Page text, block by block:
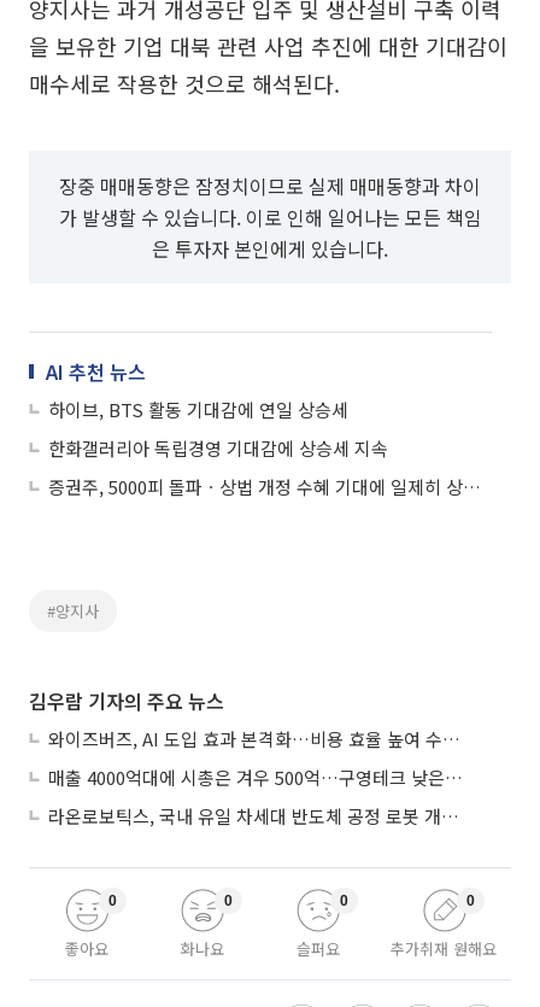
양지사는 과거 개성공단 입주 및 생산설비 구축 이력
을 보유한 기업 대북 관련 사업 추진에 대한 기대감이
매수세로 작용한 것으로 해석된다.
장중 매매동향은 잠정치이므로 실제 매매동향과 차이
가 발생할 수 있습니다. 이로 인해 일어나는 모든 책임
은 투자자 본인에게 있습니다.
AI 추천 뉴스
하이브, BTS 활동 기대감에 연일 상승세
한화갤러리아 독립경영 기대감에 상승세 지속
증권주, 5000피 돌파ㆍ상법 개정 수혜 기대에 일제히 상승세
#양지사
김우람 기자의 주요 뉴스
와이즈버즈, AI 도입 효과 본격화…비용 효율 높여 수익성 개선
매출 4000억대에 시총은 겨우 500억…구영테크 낮은 몸값에 저가 승계 마무리
라온로보틱스, 국내 유일 차세대 반도체 공정 로봇 개발 ‘고객사 테스트 진행’
좋아요
0
화나요
0
슬퍼요
0
추가취재 원해요
0